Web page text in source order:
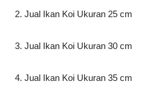
2. Jual Ikan Koi Ukuran 25 cm
3. Jual Ikan Koi Ukuran 30 cm
4. Jual Ikan Koi Ukuran 35 cm